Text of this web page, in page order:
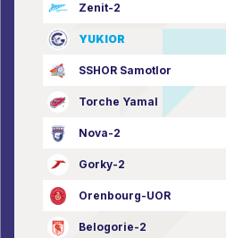
Zenit-2
YUKIOR
SSHOR Samotlor
Torche Yamal
Nova-2
Gorky-2
Orenbourg-UOR
Belogorie-2